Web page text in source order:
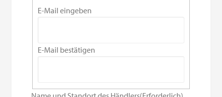
E-Mail eingeben
E-Mail bestätigen